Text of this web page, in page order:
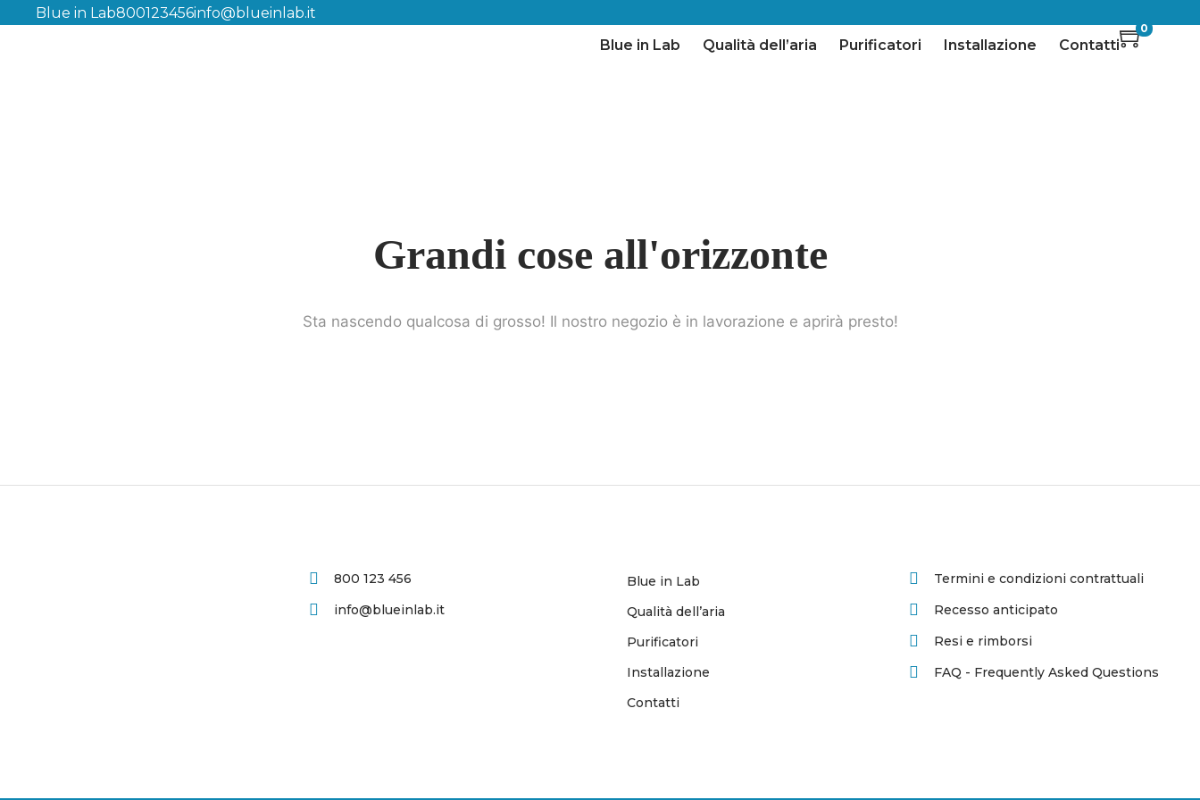
Blue in Lab800123456info@blueinlab.it
Blue in Lab
Qualità dell’aria Purificatori Installazione Contatti
0
Grandi cose all'orizzonte
Sta nascendo qualcosa di grosso! Il nostro negozio è in lavorazione e aprirà presto!
800 123 456
info@blueinlab.it
Blue in Lab
Qualità dell’aria
Purificatori
Installazione
Contatti
Termini e condizioni contrattuali
Recesso anticipato
Resi e rimborsi
FAQ - Frequently Asked Questions